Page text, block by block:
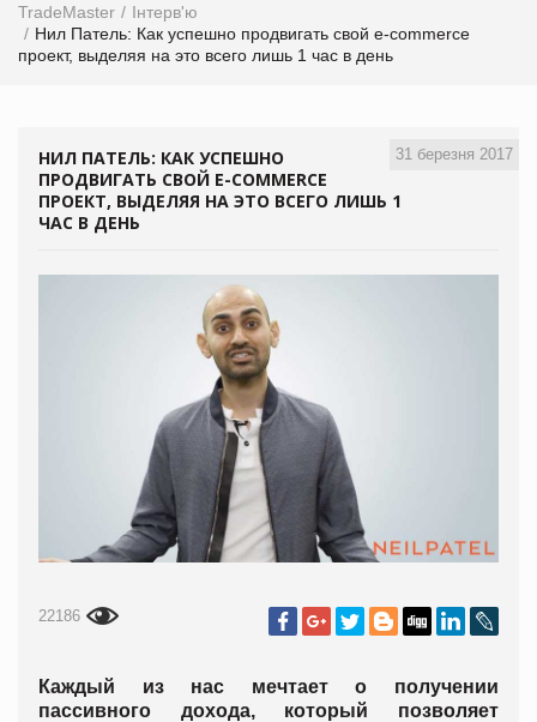
TradeMaster
Інтерв'ю
Нил Патель: Как успешно продвигать свой e-commerce
проект, выделяя на это всего лишь 1 час в день
31 березня 2017
НИЛ ПАТЕЛЬ: КАК УСПЕШНО
ПРОДВИГАТЬ СВОЙ E-COMMERCE
ПРОЕКТ, ВЫДЕЛЯЯ НА ЭТО ВСЕГО ЛИШЬ 1
ЧАС В ДЕНЬ
22186
Каждый из нас мечтает о получении
пассивного дохода, который позволяет